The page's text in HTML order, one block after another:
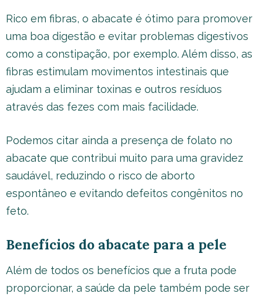
Rico em fibras, o abacate é ótimo para promover
uma boa digestão e evitar problemas digestivos
como a constipação, por exemplo. Além disso, as
fibras estimulam movimentos intestinais que
ajudam a eliminar toxinas e outros resíduos
através das fezes com mais facilidade.
Podemos citar ainda a presença de folato no
abacate que contribui muito para uma gravidez
saudável, reduzindo o risco de aborto
espontâneo e evitando defeitos congênitos no
feto.
Benefícios do abacate para a pele
Além de todos os benefícios que a fruta pode
proporcionar, a saúde da pele também pode ser